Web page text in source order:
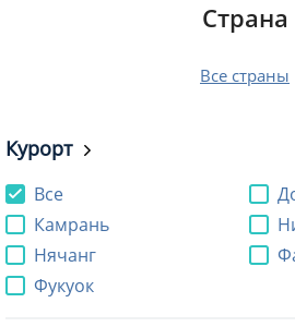
Страна
Все страны
Курорт
Все
Камрань
Нячанг
Фукуок